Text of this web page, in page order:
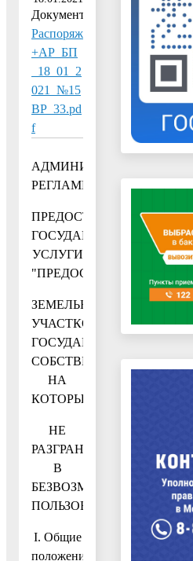
Документ:
Распоряж
+АР_БП
_18_01_2
021_№15
ВР_33.pd
f
АДМИНИСТРАТИВНЫЙ
РЕГЛАМЕНТ
ПРЕДОСТАВЛЕНИЯ
ГОСУДАРСТВЕННОЙ
УСЛУГИ
"ПРЕДОСТАВЛЕНИЕ
ЗЕМЕЛЬНЫХ
УЧАСТКОВ,
ГОСУДАРСТВЕННАЯ
СОБСТВЕННОСТЬ
НА
КОТОРЫЕ
НЕ
РАЗГРАНИЧЕНА,
В
БЕЗВОЗМЕЗДНОЕ
ПОЛЬЗОВАНИЕ"
I. Общие
положения